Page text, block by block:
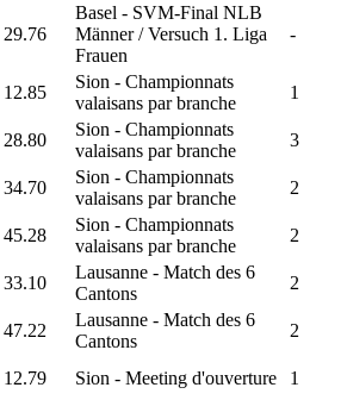
29.76
Basel - SVM-Final NLB
Männer / Versuch 1. Liga
Frauen
-
12.85
Sion - Championnats
valaisans par branche
1
28.80
Sion - Championnats
valaisans par branche
3
34.70
Sion - Championnats
valaisans par branche
2
45.28
Sion - Championnats
valaisans par branche
2
33.10
Lausanne - Match des 6
Cantons
2
47.22
Lausanne - Match des 6
Cantons
2
12.79 Sion - Meeting d'ouverture 1